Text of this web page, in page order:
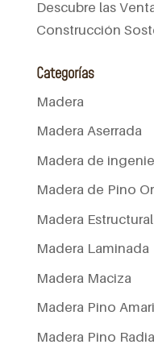
Descubre las
Construcción
Categorías
Madera
Madera Aserrada
Madera de
Madera de Pino
Madera Estructural
Madera Laminada
Madera Maciza
Madera Pino
Madera Pino